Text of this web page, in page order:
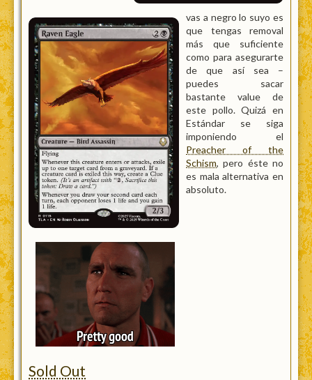
vas a negro lo suyo es
que tengas removal
más que suficiente
como para asegurarte
de que así sea –
puedes sacar
bastante value de
este pollo. Quizá en
Estándar se siga
imponiendo el
Preacher of the
Schism, pero éste no
es mala alternativa en
absoluto.
Sold Out